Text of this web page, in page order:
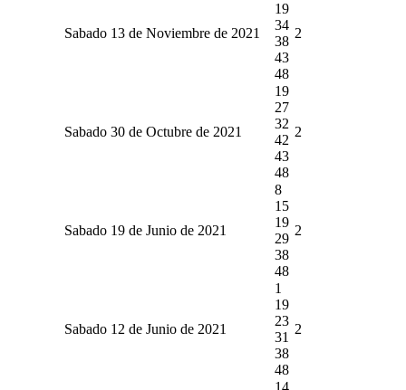
Sabado 13 de Noviembre de 2021
19
34
38
43
48
2
Sabado 30 de Octubre de 2021
19
27
32
42
43
48
2
Sabado 19 de Junio de 2021
8
15
19
29
38
48
2
Sabado 12 de Junio de 2021
1
19
23
31
38
48
2
14